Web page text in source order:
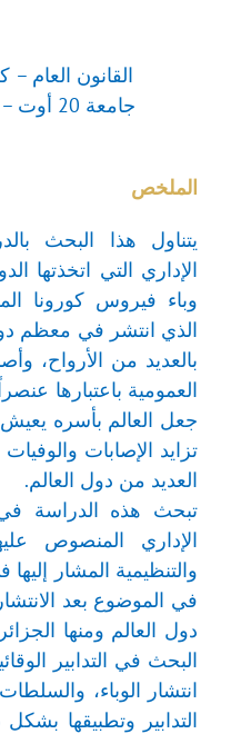
القانون العام –
الملخص
يتناول هذا البحث
الإداري التي اتخذتها
وباء فيروس كورونا
الذي انتشر في معظم
بالعديد من الأرواح،
العمومية باعتبارها
جعل العالم بأسره
تزايد الإصابات
العديد من دول العالم.
تبحث هذه الدراسة
الإداري المنصوص
والتنظيمية المشار
في الموضوع بعد
دول العالم ومنها
البحث في التدابير
انتشار الوباء،
التدابير وتطبيقها